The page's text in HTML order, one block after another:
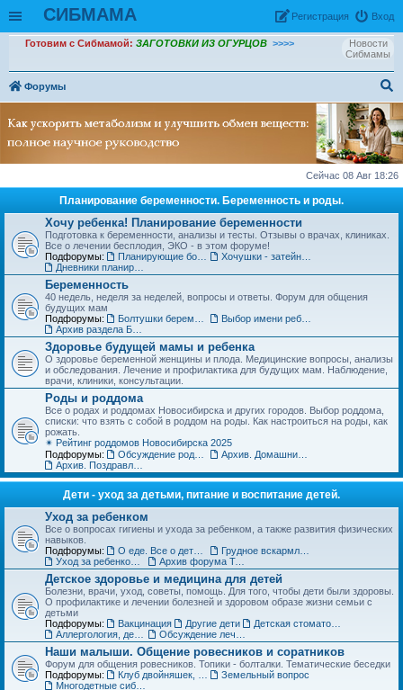
СИБМАМА Вход
Рeгиcтpaция
Новости
Сибмамы
Готовим с Сибмамой: ЗАГОТОВКИ ИЗ ОГУРЦОВ >>>>
Форумы
ои
ск
Сейчас 08 Авг 18:26
Планирование беременности. Беременность и роды.
Хочу ребенка! Планирование беременности
Подготовка к беременности, анализы и тесты. Отзывы о врачах, клиниках.
Все о лечении бесплодия, ЭКО - в этом форуме!
Подфорумы:
Беременность
40 недель, неделя за неделей, вопросы и ответы. Форум для общения
будущих мам
Подфорумы:
Здоровье будущей мамы и ребенка
О здоровье беременной женщины и плода. Медицинские вопросы, анализы
и обследования. Лечение и профилактика для будущих мам. Наблюдение,
врачи, клиники, консультации.
Роды и роддома
Все о родах и роддомах Новосибирска и других городов. Выбор роддома,
списки: что взять с собой в роддом на роды. Как настроиться на роды, как
рожать.
✴ Рейтинг роддомов Новосибирска 2025
Подфорумы:
Дети - уход за детьми, питание и воспитание детей.
Уход за ребенком
Все о вопросах гигиены и ухода за ребенком, а также развития физических
навыков.
Подфорумы:
Архив форума Товары для детей
Детское здоровье и медицина для детей
Болезни, врачи, уход, советы, помощь. Для того, чтобы дети были здоровы.
О профилактике и лечении болезней и здоровом образе жизни семьи с
детьми
Подфорумы:
Вакцинация Другие дети
Наши малыши. Общение ровесников и соратников
Форум для общения ровесников. Топики - болталки. Тематические беседки
Подфорумы:
Земельный вопрос